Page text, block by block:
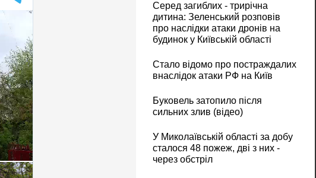
Серед загиблих - трирічна
дитина: Зеленський розповів
про наслідки атаки дронів на
будинок у Київській області
Стало відомо про постраждалих
внаслідок атаки РФ на Київ
Буковель затопило після
сильних злив (відео)
У Миколаївській області за добу
сталося 48 пожеж, дві з них -
через обстріл